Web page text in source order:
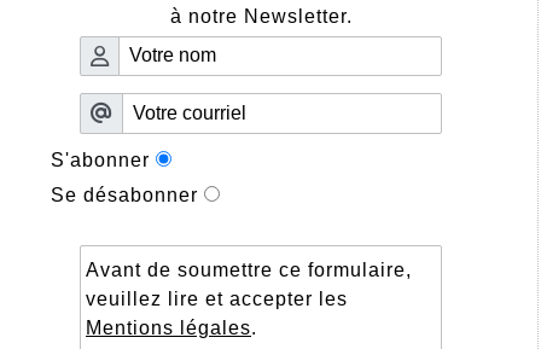
à notre Newsletter.
S'abonner
Se désabonner
Avant de soumettre ce formulaire,
veuillez lire et accepter les
Mentions légales.